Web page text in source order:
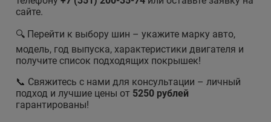
сайте.
🔍 Перейти к выбору шин – укажите марку авто,
модель, год выпуска, характеристики двигателя и
получите список подходящих покрышек!
📞 Свяжитесь с нами для консультации – личный
подход и лучшие цены от 5250 рублей
гарантированы!